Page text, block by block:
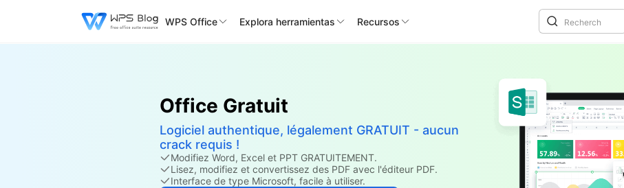
WPS Office Explora herramientas Recursos
Office Gratuit
Logiciel authentique, légalement GRATUIT - aucun
crack requis !
Modifiez Word, Excel et PPT GRATUITEMENT.
Lisez, modifiez et convertissez des PDF avec l'éditeur PDF.
Interface de type Microsoft, facile à utiliser.